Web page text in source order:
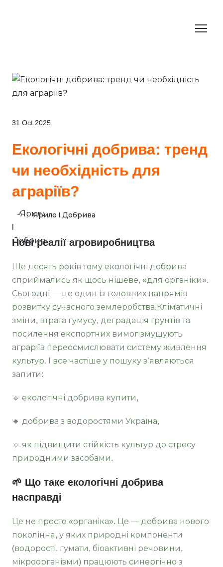
31 Oct 2025
Екологічні добрива: тренд
чи необхідність для
аграріїв?
Ярило l Добрива
Нові реалії агровиробництва
Ще десять років тому екологічні добрива
сприймались як щось нішеве, «для органіки».
Сьогодні — це один із головних напрямів
розвитку сучасного землеробства.Кліматичні
зміни, втрата гумусу, деградація ґрунтів та
посилення експортних вимог змушують
аграріїв переосмислювати систему живлення
культур. І все частіше у пошуку з’являються
запити:
🔹 екологічні добрива купити,
🔹 добрива з водоростями Україна,
🔹 як підвищити стійкість культур до стресу
природними засобами.
🌱 Що таке екологічні добрива
насправді
Це не просто «органіка». Це — добрива нового
покоління, у яких природні компоненти
(водорості, гумати, біоактивні речовини,
мікроорганізми) працюють синергічно з